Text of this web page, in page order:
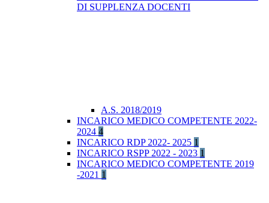
DI SUPPLENZA DOCENTI
A.S. 2018/2019
INCARICO MEDICO COMPETENTE 2022-
2024 4
INCARICO RDP 2022- 2025 1
INCARICO RSPP 2022 - 2023 1
INCARICO MEDICO COMPETENTE 2019
-2021 1